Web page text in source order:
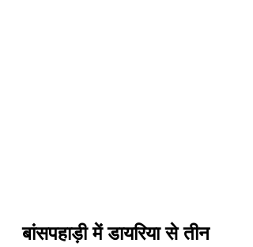
बांसपहाड़ी में डायरिया से तीन